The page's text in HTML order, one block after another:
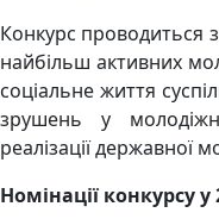
Конкурс проводиться
найбільш активних
соціальне життя
зрушень у
реалізації державної
Номінації конкурсу у